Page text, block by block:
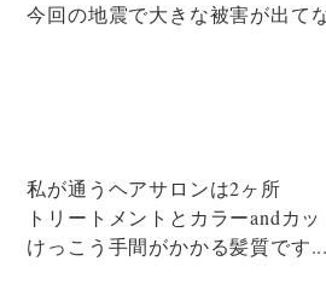
今回の地震で大きな被害が出て
私が通うヘアサロンは2ヶ所
トリートメントとカラーandカッ
けっこう手間がかかる髪質です